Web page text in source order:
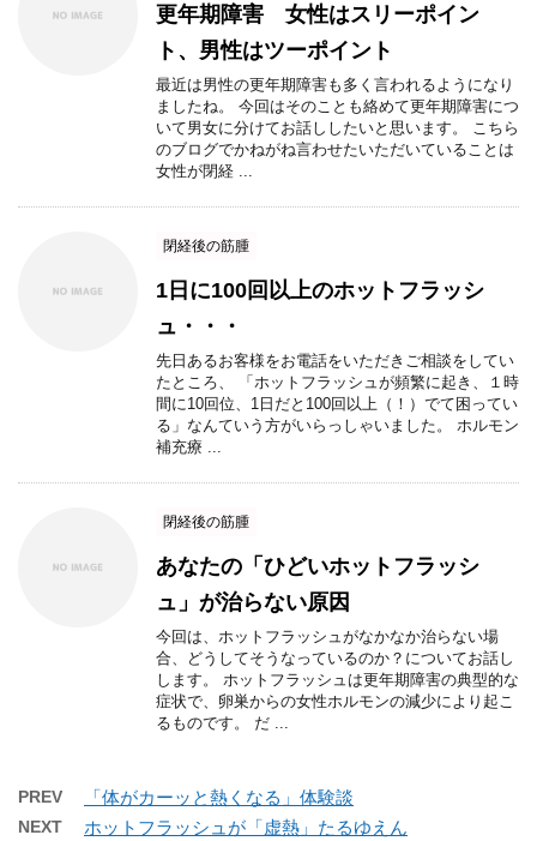
更年期障害 女性はスリーポイン
ト、男性はツーポイント
最近は男性の更年期障害も多く言われるようになり
ましたね。 今回はそのことも絡めて更年期障害につ
いて男女に分けてお話ししたいと思います。 こちら
のブログでかねがね言わせたいただいていることは
女性が閉経 ...
閉経後の筋腫
1日に100回以上のホットフラッシ
ュ・・・
先日あるお客様をお電話をいただきご相談をしてい
たところ、 「ホットフラッシュが頻繁に起き、１時
間に10回位、1日だと100回以上（！）でて困ってい
る」なんていう方がいらっしゃいました。 ホルモン
補充療 ...
閉経後の筋腫
あなたの「ひどいホットフラッシ
ュ」が治らない原因
今回は、ホットフラッシュがなかなか治らない場
合、どうしてそうなっているのか？についてお話し
します。 ホットフラッシュは更年期障害の典型的な
症状で、卵巣からの女性ホルモンの減少により起こ
るものです。 だ ...
PREV 「体がカーッと熱くなる」体験談
NEXT ホットフラッシュが「虚熱」たるゆえん